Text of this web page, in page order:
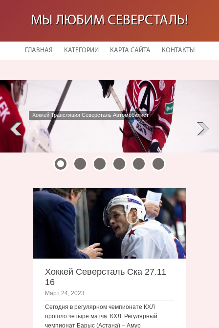
МЫ ЛЮБИМ СЕВЕРСТАЛЬ!
ГЛАВНАЯ КАТЕГОРИИ КАРТА САЙТА КОНТАКТЫ
Северсталь Хоккейный Клуб Игры Расписание
Хоккей Северсталь Ска 27.11
16
Март 24, 2023
Сегодня в регулярном чемпионате КХЛ
прошло четыре матча. КХЛ. Регулярный
чемпионат Барыс (Астана) – Амур